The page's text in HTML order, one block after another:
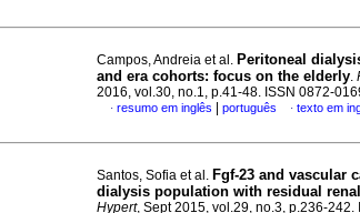
Campos, Andreia et al. Peritoneal
and era cohorts: focus on the elderly.
2016, vol.30, no.1, p.41-48. ISSN 0872-
· resumo em inglês português · texto em
Santos, Sofia et al. Fgf-23 and vascular
dialysis population with residual
Hypert, Sept 2015, vol.29, no.3, p.236-242.